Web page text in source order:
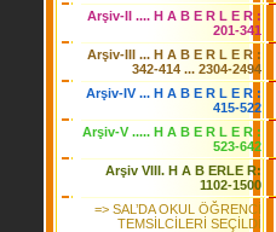
Arşiv-II .... H A B E R L E R :
201-341
Arşiv-III ... H A B E R L E R :
342-414 ... 2304-2494
Arşiv-IV ... H A B E R L E R :
415-522
Arşiv-V ..... H A B E R L E R :
523-642
Arşiv VIII. H A B ERLE R:
1102-1500
=> SAL’DA OKUL ÖĞRENCİ
TEMSİLCİLERİ SEÇİLDİ